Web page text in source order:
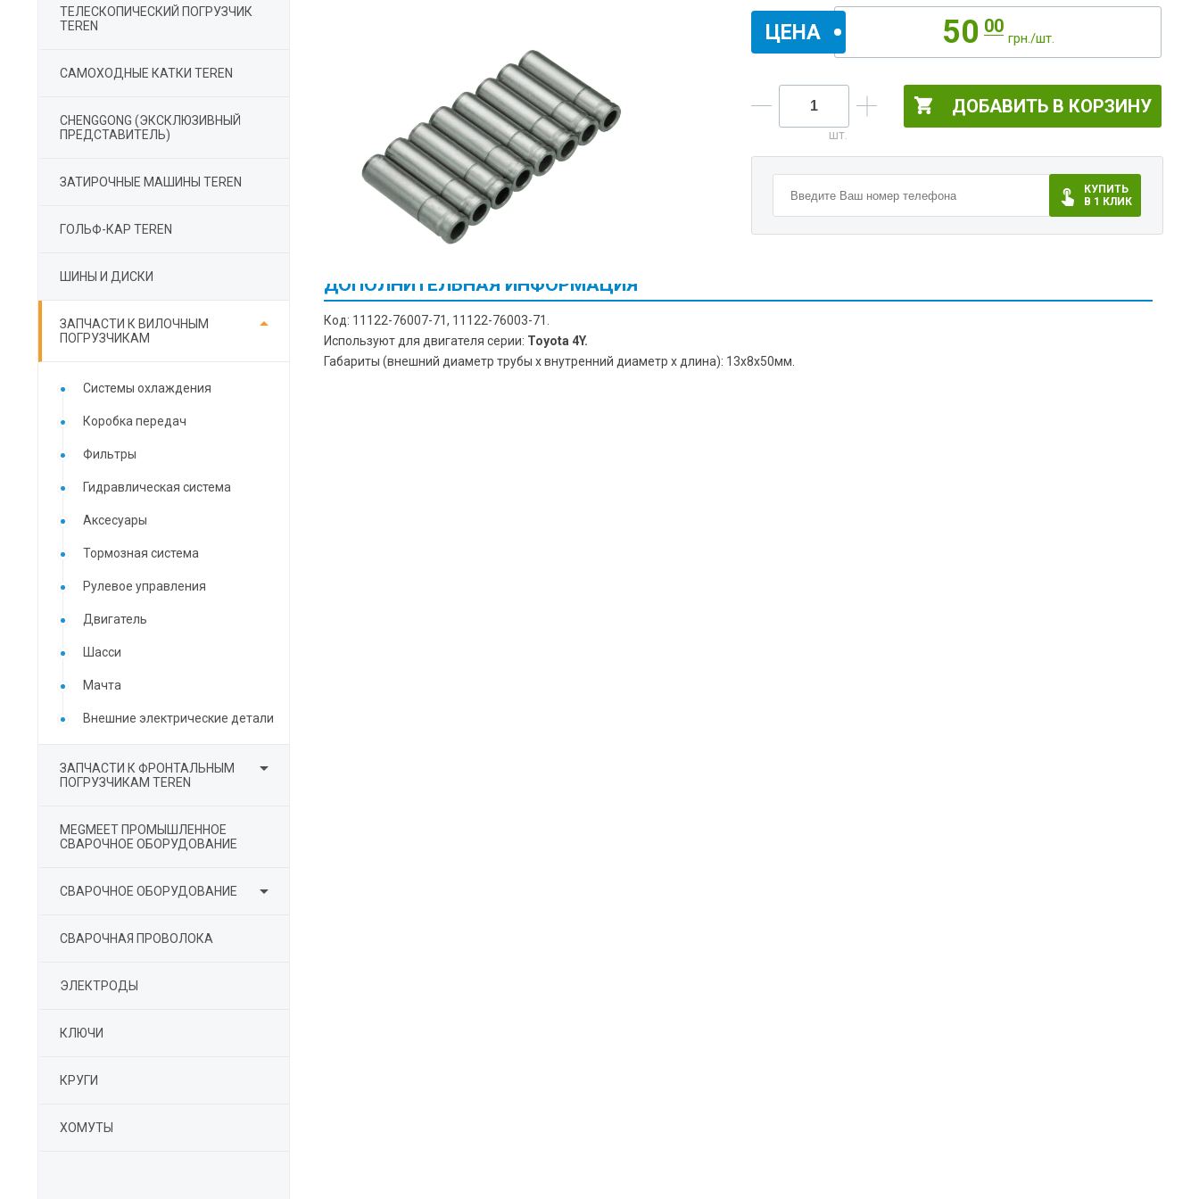
ТЕЛЕСКОПИЧЕСКИЙ ПОГРУЗЧИК
TEREN
САМОХОДНЫЕ КАТКИ TEREN
СHENGGONG (ЭКСКЛЮЗИВНЫЙ
ПРЕДСТАВИТЕЛЬ)
ЗАТИРОЧНЫЕ МАШИНЫ TEREN
ГОЛЬФ-КАР TEREN
ШИНЫ И ДИСКИ
ЗАПЧАСТИ К ВИЛОЧНЫМ
ПОГРУЗЧИКАМ

Cистемы охлаждения
Коробка передач
Фильтры
Гидравлическая система
Аксесуары
Тормозная система
Рулевое управления
Двигатель
Шасси
Мачта
Внешние электрические детали
ЗАПЧАСТИ К ФРОНТАЛЬНЫМ
ПОГРУЗЧИКАМ TEREN

MEGMEET ПРОМЫШЛЕННОЕ
СВАРОЧНОЕ ОБОРУДОВАНИЕ
СВАРОЧНОЕ ОБОРУДОВАНИЕ 
СВАРОЧНАЯ ПРОВОЛОКА
ЭЛЕКТРОДЫ
КЛЮЧИ
КРУГИ
ХОМУТЫ
50 00
грн./шт.
ЦЕНА
ДОБАВИТЬ В КОРЗИНУ
КУПИТЬ
В 1 КЛИК
ДОПОЛНИТЕЛЬНАЯ ИНФОРМАЦИЯ
Код: 11122-76007-71, 11122-76003-71.
Используют для двигателя серии: Toyota 4Y.
Габариты (внешний диаметр трубы х внутренний диаметр х длина): 13х8х50мм.